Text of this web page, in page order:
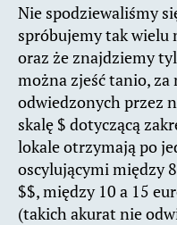
Nie spodziewaliśmy
spróbujemy tak wielu
oraz że znajdziemy
można zjeść tanio,
odwiedzonych przez
skalę $ dotyczącą
lokale otrzymają po
oscylującymi między
$$, między 10 a 15
(takich akurat nie